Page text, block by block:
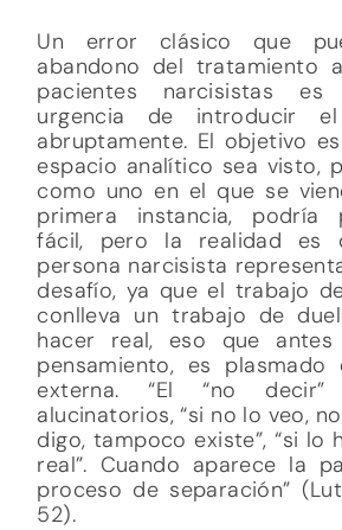
Un error clásico que
abandono del tratamiento
pacientes narcisistas
urgencia de introducir el
abruptamente. El objetivo
espacio analítico sea visto,
como uno en el que se
primera instancia, podría
fácil, pero la realidad es
persona narcisista
desafío, ya que el trabajo
conlleva un trabajo de
hacer real, eso que
pensamiento, es
externa. “El “no
alucinatorios, “si no lo veo,
digo, tampoco existe”, “si lo
real”. Cuando aparece la
proceso de separación”
52).